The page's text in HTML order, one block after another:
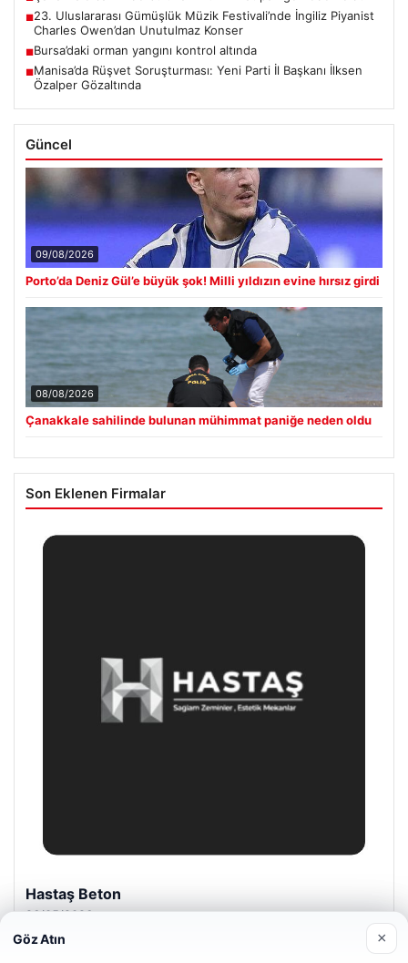
■23. Uluslararası Gümüşlük Müzik Festivali’nde İngiliz Piyanist
Charles Owen’dan Unutulmaz Konser
■Bursa’daki orman yangını kontrol altında
■Manisa’da Rüşvet Soruşturması: Yeni Parti İl Başkanı İlksen
Özalper Gözaltında
Güncel
09/08/2026
Porto’da Deniz Gül’e büyük şok! Milli yıldızın evine hırsız girdi
08/08/2026
Çanakkale sahilinde bulunan mühimmat paniğe neden oldu
Son Eklenen Firmalar
Prenses Night Club
29/04/2026
Göz Atın ×